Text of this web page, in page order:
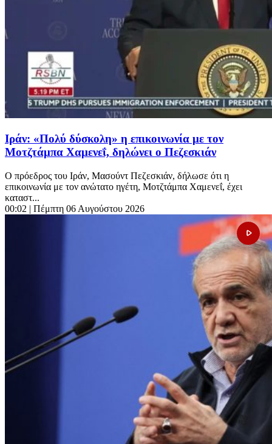
Ιράν: «Πολύ δύσκολη» η επικοινωνία με τον
Μοτζτάμπα Χαμενεΐ, δηλώνει ο Πεζεσκιάν
Ο πρόεδρος του Ιράν, Μασούντ Πεζεσκιάν, δήλωσε ότι η
επικοινωνία με τον ανώτατο ηγέτη, Μοτζτάμπα Χαμενεΐ, έχει
καταστ...
00:02 | Πέμπτη 06 Αυγούστου 2026